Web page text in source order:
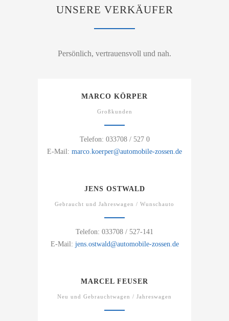
UNSERE VERKÄUFER
Persönlich, vertrauensvoll und nah.
MARCO KÖRPER
Großkunden
Telefon: 033708 / 527 0
E-Mail: marco.koerper@automobile-zossen.de
JENS OSTWALD
Gebraucht und Jahreswagen / Wunschauto
Telefon: 033708 / 527-141
E-Mail: jens.ostwald@automobile-zossen.de
MARCEL FEUSER
Neu und Gebrauchtwagen / Jahreswagen